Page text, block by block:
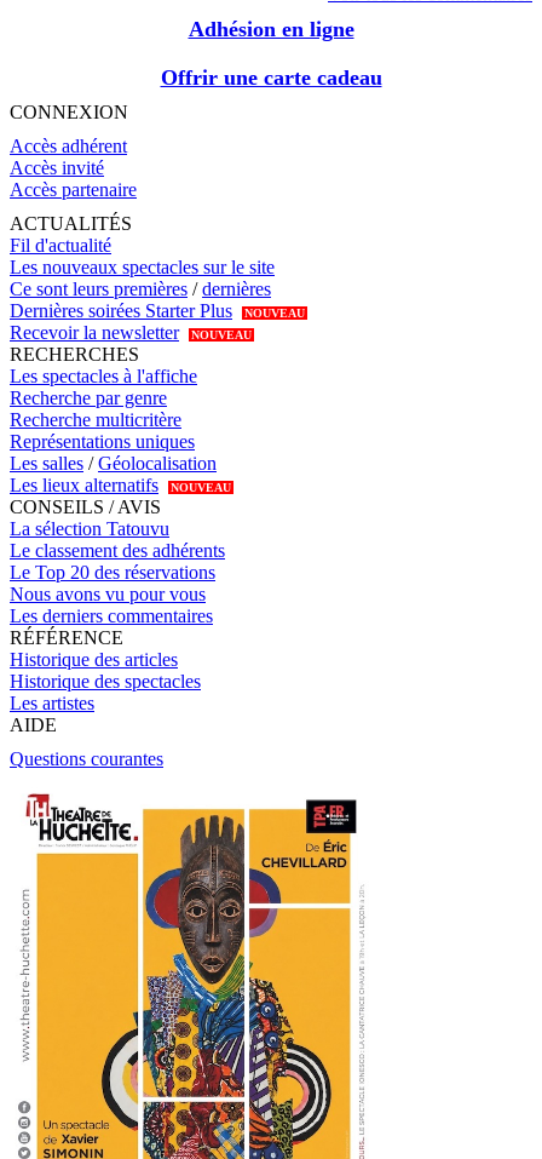
Adhésion en ligne
Offrir une carte cadeau
CONNEXION
Accès adhérent
Accès invité
Accès partenaire
ACTUALITÉS
Fil d'actualité
Les nouveaux spectacles sur le site
Ce sont leurs premières /dernières
Dernières soirées Starter Plus
NOUVEAU
Recevoir la newsletter NOUVEAU
RECHERCHES
Les spectacles à l'affiche
Recherche par genre
Recherche multicritère
Représentations uniques
Les salles /Géolocalisation
Les lieux alternatifs
NOUVEAU
CONSEILS / AVIS
La sélection Tatouvu
Le classement des adhérents
Le Top 20 des réservations
Nous avons vu pour vous
Les derniers commentaires
RÉFÉRENCE
Historique des articles
Historique des spectacles
Les artistes
AIDE
Questions courantes